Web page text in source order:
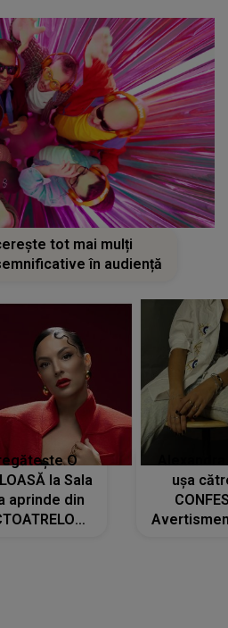
tot mai mulți
în audiență
O
la Sala
aprinde din
ușa